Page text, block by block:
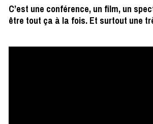
C’est une conférence, un film, un
être tout ça à la fois. Et surtout une